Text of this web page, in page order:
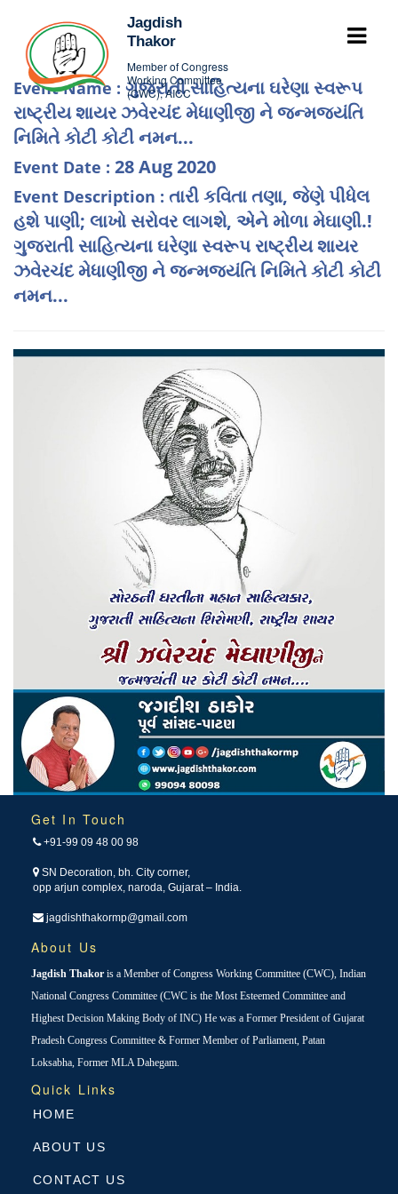
Jagdish
Thakor
Member of Congress
Working Committee
(CWC), AICC
Event Name : ગુજરાતી સાહિત્યના ઘરેણા સ્વરૂપ
રાષ્ટ્રીય શાયર ઝવેરચંદ મેધાણીજી ને જન્મજયંતિ
નિમિતે કોટી કોટી નમન...
Event Date : 28 Aug 2020
Event Description : તારી કવિતા તણા, જેણે પીધેલ
હશે પાણી; લાખો સરોવર લાગશે, એને મોળા મેઘાણી.!
ગુજરાતી સાહિત્યના ઘરેણા સ્વરૂપ રાષ્ટ્રીય શાયર
ઝવેરચંદ મેધાણીજી ને જન્મજયંતિ નિમિતે કોટી કોટી
નમન...
Get In Touch
+91-99 09 48 00 98
SN Decoration, bh. City corner,
opp arjun complex, naroda, Gujarat – India.
jagdishthakormp@gmail.com
About Us
Jagdish Thakor is a Member of Congress Working Committee (CWC), Indian
National Congress Committee (CWC is the Most Esteemed Committee and
Highest Decision Making Body of INC) He was a Former President of Gujarat
Pradesh Congress Committee & Former Member of Parliament, Patan
Loksabha, Former MLA Dahegam.
Quick Links
HOME
ABOUT US
CONTACT US